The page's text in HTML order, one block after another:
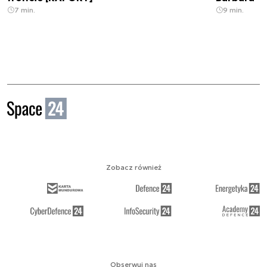
7 min. 9 min.
Obserwuj nas
Zobacz również